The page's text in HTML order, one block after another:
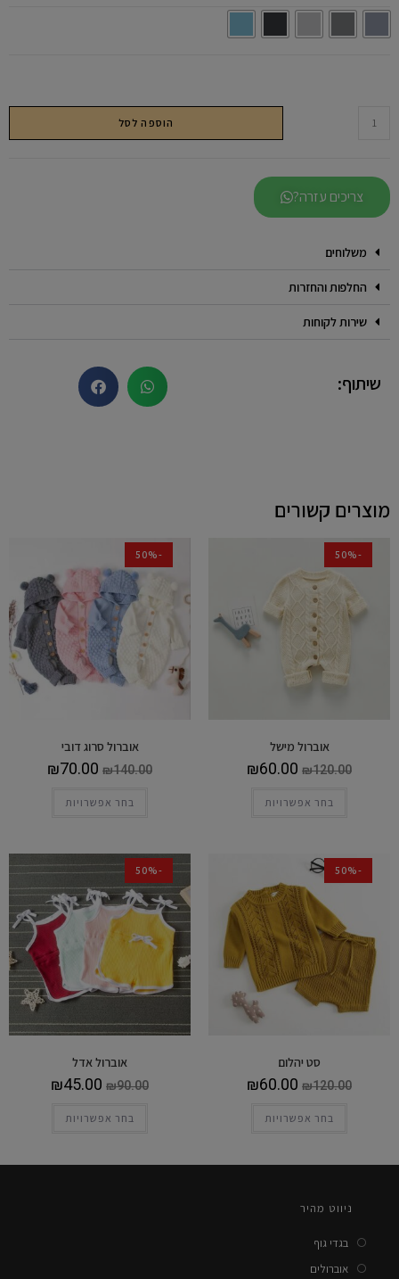
הוספה לסל
צריכים עזרה?
משלוחים
החלפות והחזרות
שירות לקוחות
שיתוף:
מוצרים קשורים
-50%
אוברול מישל
₪120.00
₪60.00
בחר אפשרויות
-50%
אוברול סרוג דובי
₪140.00
₪70.00
בחר אפשרויות
-50%
סט יהלום
₪120.00
₪60.00
בחר אפשרויות
-50%
אוברול אדל
₪90.00
₪45.00
בחר אפשרויות
ניווט מהיר
בגדי גוף
אוברולים